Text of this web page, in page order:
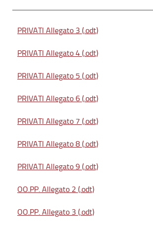
PRIVATI Allegato 3 (.odt)
PRIVATI Allegato 4 (.odt)
PRIVATI Allegato 5 (.odt)
PRIVATI Allegato 6 (.odt)
PRIVATI Allegato 7 (.odt)
PRIVATI Allegato 8 (.odt)
PRIVATI Allegato 9 (.odt)
OO.PP. Allegato 2 (.odt)
OO.PP. Allegato 3 (.odt)